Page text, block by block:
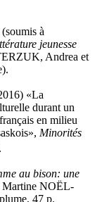
à
jeunesse
Andrea et
«La
durant un
en milieu
Minorités
au bison: une
Martine NOËL-
47 p.